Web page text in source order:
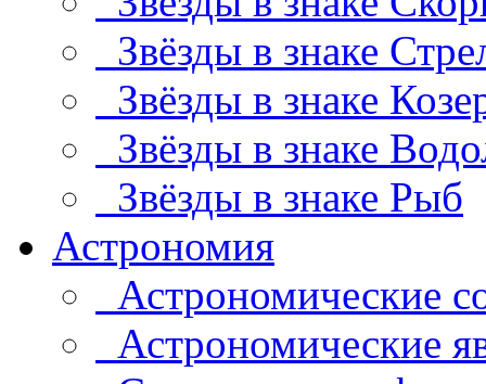
Звёзды в знаке
Звёзды в знаке
Звёзды в знаке
Звёзды в знаке Рыб
Астрономия
Астрономические
Астрономические